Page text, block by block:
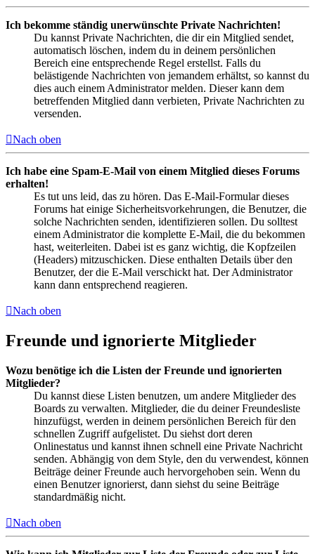
Ich bekomme ständig unerwünschte Private Nachrichten!
Du kannst Private Nachrichten, die dir ein Mitglied sendet,
automatisch löschen, indem du in deinem persönlichen
Bereich eine entsprechende Regel erstellst. Falls du
belästigende Nachrichten von jemandem erhältst, so kannst du
dies auch einem Administrator melden. Dieser kann dem
betreffenden Mitglied dann verbieten, Private Nachrichten zu
versenden.
Nach oben
Ich habe eine Spam-E-Mail von einem Mitglied dieses Forums
erhalten!
Es tut uns leid, das zu hören. Das E-Mail-Formular dieses
Forums hat einige Sicherheitsvorkehrungen, die Benutzer, die
solche Nachrichten senden, identifizieren sollen. Du solltest
einem Administrator die komplette E-Mail, die du bekommen
hast, weiterleiten. Dabei ist es ganz wichtig, die Kopfzeilen
(Headers) mitzuschicken. Diese enthalten Details über den
Benutzer, der die E-Mail verschickt hat. Der Administrator
kann dann entsprechend reagieren.
Nach oben
Freunde und ignorierte Mitglieder
Wozu benötige ich die Listen der Freunde und ignorierten
Mitglieder?
Du kannst diese Listen benutzen, um andere Mitglieder des
Boards zu verwalten. Mitglieder, die du deiner Freundesliste
hinzufügst, werden in deinem persönlichen Bereich für den
schnellen Zugriff aufgelistet. Du siehst dort deren
Onlinestatus und kannst ihnen schnell eine Private Nachricht
senden. Abhängig von dem Style, den du verwendest, können
Beiträge deiner Freunde auch hervorgehoben sein. Wenn du
einen Benutzer ignorierst, dann siehst du seine Beiträge
standardmäßig nicht.
Nach oben